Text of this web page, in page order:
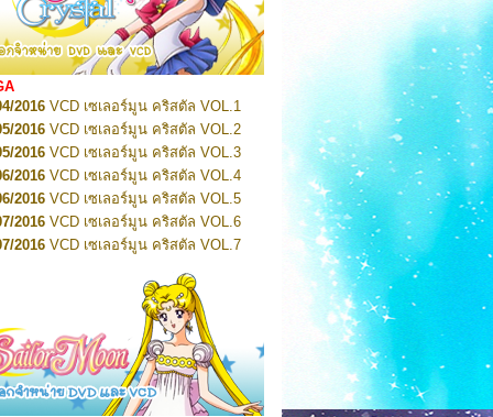
Pretty Guardian Sailor Moon Eternal
1
Pretty Guardian Sailor Moon Eternal
2
Pretty Guardian Sailor Moon Eternal
3
Pretty Guardian Sailor Moon Eternal
4
Pretty Guardian Sailor Moon Eternal
5
Pretty Guardian Sailor Moon Eternal
6
Pretty Guardian Sailor Moon Eternal
7
Pretty Guardian Sailor Moon Eternal
Pretty Guardian Sailor Moon Eternal
Pretty Guardian Sailor Moon Eternal
10
2026Code Name: Sailor V 1
2026Code Name: Sailor V 2
2016 VCD เซเลอร์มูน คริสตัล VOL.1
2016 VCD เซเลอร์มูน คริสตัล VOL.2
2016 VCD เซเลอร์มูน คริสตัล VOL.3
2016 VCD เซเลอร์มูน คริสตัล VOL.4
2016 VCD เซเลอร์มูน คริสตัล VOL.5
2016 VCD เซเลอร์มูน คริสตัล VOL.6
2016 VCD เซเลอร์มูน คริสตัล VOL.7
VCD เซเลอร์มูน คริสตัล VOL.9
VCD เซเลอร์มูน คริสตัล VOL.10
2016
VCD เซเลอร์มูน คริสตัล VOL.11
2016VCD เซเลอร์มูน คริสตัล VOL.12
2016VCD เซเลอร์มูน คริสตัล VOL.13
2016 DVD เซเลอร์มูน คริสตัล VOL.1